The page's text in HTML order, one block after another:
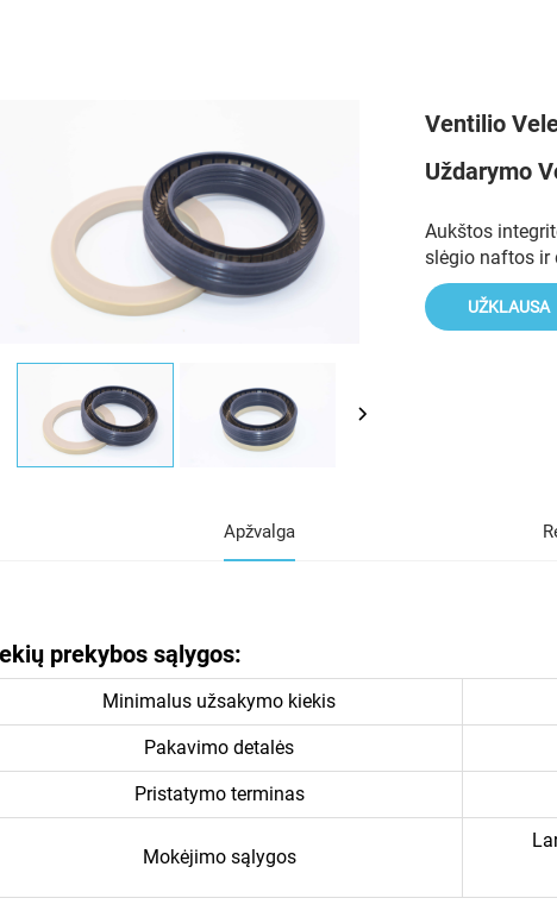
Ventilio
Uždarymo
Aukštos
slėgio naftos ir
UŽKLAUSA
Apžvalga
prekybos sąlygos:
Minimalus užsakymo kiekis
Pakavimo detalės
Pristatymo terminas
Mokėjimo sąlygos